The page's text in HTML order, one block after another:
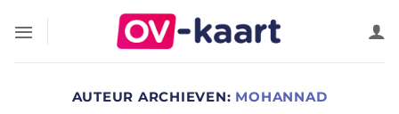
naar
AUTEUR ARCHIEVEN: MOHANNAD